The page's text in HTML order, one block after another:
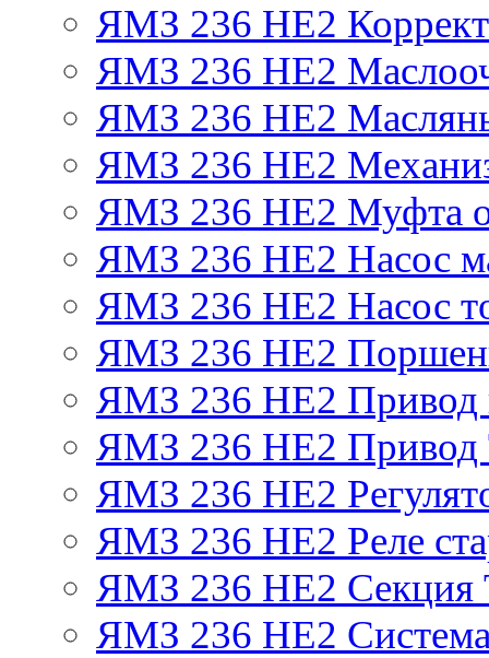
ЯМЗ 236 НЕ2
ЯМЗ 236 НЕ2
ЯМЗ 236 НЕ2
ЯМЗ 236 НЕ2
ЯМЗ 236 НЕ2 Муфта
ЯМЗ 236 НЕ2 Насос
ЯМЗ 236 НЕ2 Насос
ЯМЗ 236 НЕ2
ЯМЗ 236 НЕ2 Привод
ЯМЗ 236 НЕ2
ЯМЗ 236 НЕ2
ЯМЗ 236 НЕ2 Реле
ЯМЗ 236 НЕ2
ЯМЗ 236 НЕ2